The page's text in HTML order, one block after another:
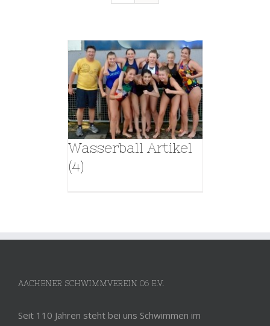
Wasserball Artikel
(4)
AACHENER SCHWIMMVEREIN 06 E.V.
Seit 110 Jahren steht bei uns Schwimmen im